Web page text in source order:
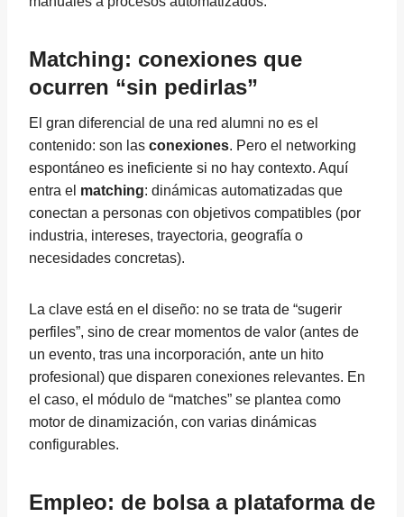
Matching: conexiones que
ocurren “sin pedirlas”
El gran diferencial de una red alumni no es el
contenido: son las conexiones. Pero el networking
espontáneo es ineficiente si no hay contexto. Aquí
entra el matching: dinámicas automatizadas que
conectan a personas con objetivos compatibles (por
industria, intereses, trayectoria, geografía o
necesidades concretas).
La clave está en el diseño: no se trata de “sugerir
perfiles”, sino de crear momentos de valor (antes de
un evento, tras una incorporación, ante un hito
profesional) que disparen conexiones relevantes. En
el caso, el módulo de “matches” se plantea como
motor de dinamización, con varias dinámicas
configurables.
Empleo: de bolsa a plataforma de